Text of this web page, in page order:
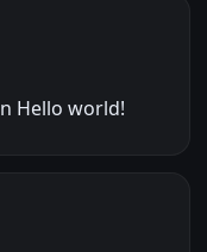
Hello world!